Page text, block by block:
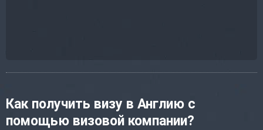
Как получить визу в Англию с
помощью визовой компании?